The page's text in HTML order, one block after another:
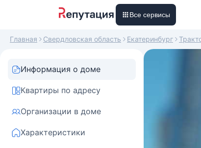
Все сервисы
Главная Свердловская область Екатеринбург
Информация о доме
Квартиры по адресу
Организации в доме
Характеристики